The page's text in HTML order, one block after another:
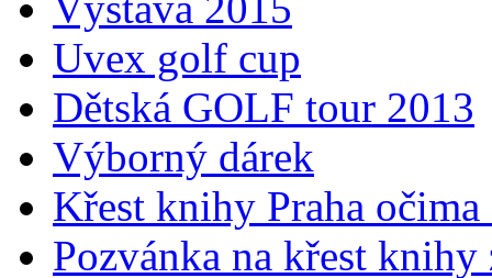
Uvex golf cup
Dětská GOLF tour 2013
Výborný dárek
Křest knihy Praha očima
Pozvánka na křest